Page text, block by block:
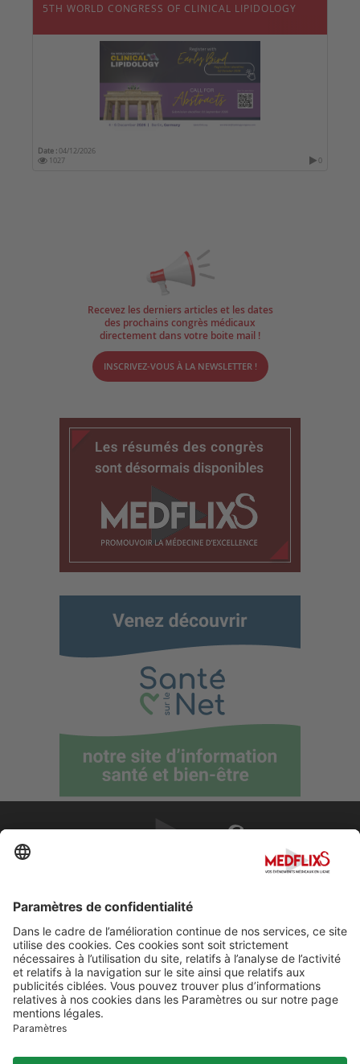
5TH WORLD CONGRESS OF CLINICAL LIPIDOLOGY
Date :04/12/2026
1027
0
Recevez les derniers articles et les dates
des prochains congrès médicaux
directement dans votre boite mail !
INSCRIVEZ-VOUS À LA NEWSLETTER !
À propos de MedflixS®
Aide
Contact
Mentions légales